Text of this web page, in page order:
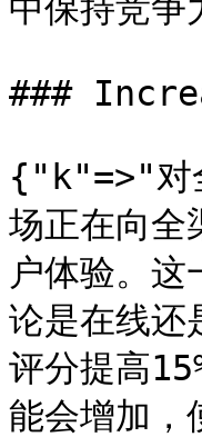
中保持竞
###
{"k"=>"对
场正在向全
户体验。
论是在线还
评分提高
能会增加，